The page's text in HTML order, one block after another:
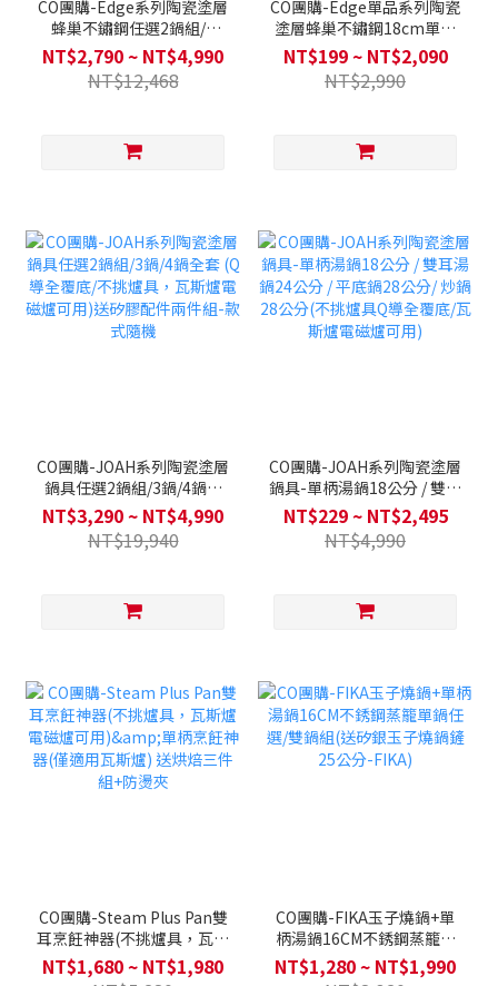
CO團購-Edge系列陶瓷塗層
蜂巢不鏽鋼任選2鍋組/3
鍋/4鍋全套(不挑爐具，瓦斯
爐電磁爐可用)送不鏽鋼玻璃
鍋蓋+木製鍋鏟+湯勺
NT$2,790 ~ NT$4,990
NT$12,468
CO團購-Edge單品系列陶瓷
塗層蜂巢不鏽鋼18cm單柄
湯鍋 / 24cm平底鍋 / 28cm
平底鍋 / 28cm炒鍋 (不挑爐
具，瓦斯爐電磁爐可用)
NT$199 ~ NT$2,090
NT$2,990
CO團購-JOAH系列陶瓷塗層
鍋具任選2鍋組/3鍋/4鍋全
套 (Q導全覆底/不挑爐具，
瓦斯爐電磁爐可用)送矽膠配
件兩件組-款式隨機
NT$3,290 ~ NT$4,990
NT$19,940
CO團購-JOAH系列陶瓷塗層
鍋具-單柄湯鍋18公分 / 雙耳
湯鍋24公分 / 平底鍋28公
分/ 炒鍋28公分(不挑爐具Q
導全覆底/瓦斯爐電磁爐可
NT$229 ~ NT$2,495
NT$4,990
CO團購-Steam Plus Pan雙
耳烹飪神器(不挑爐具，瓦斯
爐電磁爐可用)&單柄烹飪神
器(僅適用瓦斯爐) 送烘焙三
NT$1,680 ~ NT$1,980
CO團購-FIKA玉子燒鍋+單
柄湯鍋16CM不銹鋼蒸籠單
鍋任選/雙鍋組(送矽銀玉子
燒鍋鏟25公分-FIKA)
NT$1,280 ~ NT$1,990